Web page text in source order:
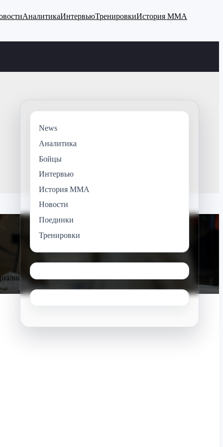
АналитикаИнтервьюТренировкиИстория ММА
News
Аналитика
Бойцы
Интервью
История ММА
Новости
Поединки
Тренировки